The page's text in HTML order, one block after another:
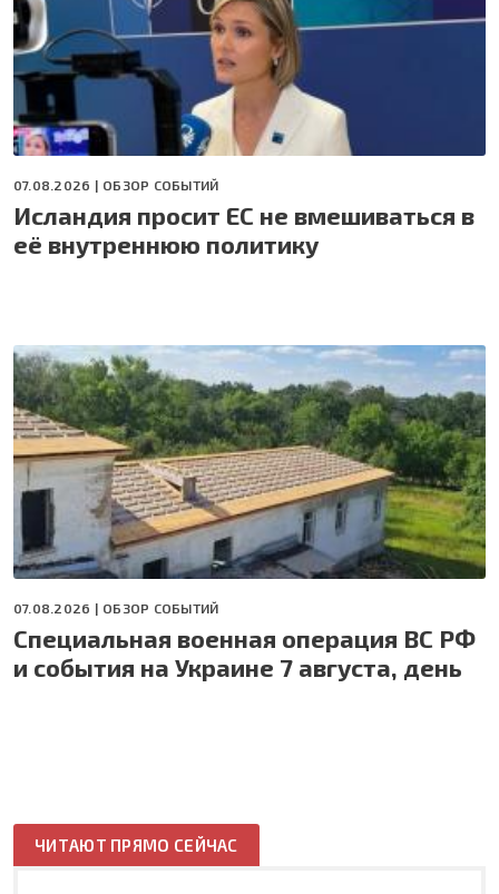
07.08.2026 | ОБЗОР СОБЫТИЙ
Исландия просит ЕС не вмешиваться в
её внутреннюю политику
07.08.2026 | ОБЗОР СОБЫТИЙ
Специальная военная операция ВС РФ
и события на Украине 7 августа, день
ЧИТАЮТ ПРЯМО СЕЙЧАС